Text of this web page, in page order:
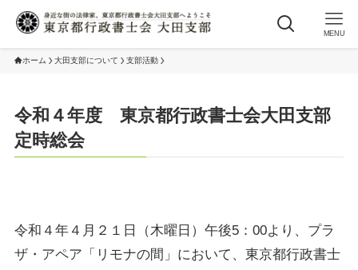
MENU
ホーム 大田支部について 支部活動
令和４年度 東京都行政書士会大田支部
定時総会
令和４年４月２１日（木曜日）午後5：00より、プラ
ザ・アペア「リモナの間」において、東京都行政書士